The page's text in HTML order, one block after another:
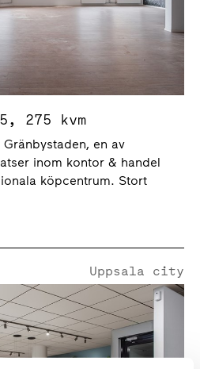
Marknadsgatan 5, 275 kvm
en av
inom kontor & handel
köpcentrum. Stort
Uppsala city